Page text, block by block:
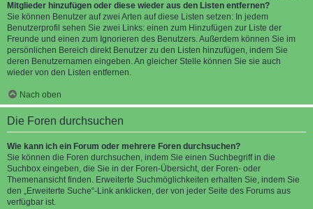
Mitglieder hinzufügen oder diese wieder aus den Listen entfernen?
Sie können Benutzer auf zwei Arten auf diese Listen setzen: In jedem
Benutzerprofil sehen Sie zwei Links: einen zum Hinzufügen zur Liste der
Freunde und einen zum Ignorieren des Benutzers. Außerdem können Sie im
persönlichen Bereich direkt Benutzer zu den Listen hinzufügen, indem Sie
deren Benutzernamen eingeben. An gleicher Stelle können Sie sie auch
wieder von den Listen entfernen.
Nach oben
Die Foren durchsuchen
Wie kann ich ein Forum oder mehrere Foren durchsuchen?
Sie können die Foren durchsuchen, indem Sie einen Suchbegriff in die
Suchbox eingeben, die Sie in der Foren-Übersicht, der Foren- oder
Themenansicht finden. Erweiterte Suchmöglichkeiten erhalten Sie, indem Sie
den „Erweiterte Suche“-Link anklicken, der von jeder Seite des Forums aus
verfügbar ist.